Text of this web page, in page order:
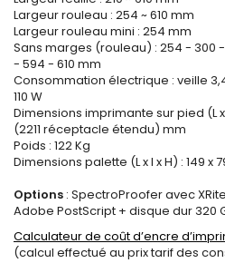
Largeur rouleau : 254 ~ 610 mm
Largeur rouleau mini : 254 mm
Sans marges (rouleau) : 254 - 300
- 594 - 610 mm
Consommation électrique : veille
110 W
Dimensions imprimante sur pied (L x
(2211 réceptacle étendu) mm
Poids : 122 Kg
Dimensions palette (L x l x H) : 149 x
Options : SpectroProofer avec
Adobe PostScript + disque dur 320
Calculateur de coût d’encre
(calcul effectué au prix tarif des